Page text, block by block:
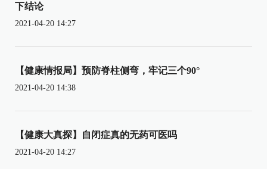
下结论
2021-04-20 14:27
【健康情报局】预防脊柱侧弯，牢记三个90°
2021-04-20 14:38
【健康大真探】自闭症真的无药可医吗
2021-04-20 14:27